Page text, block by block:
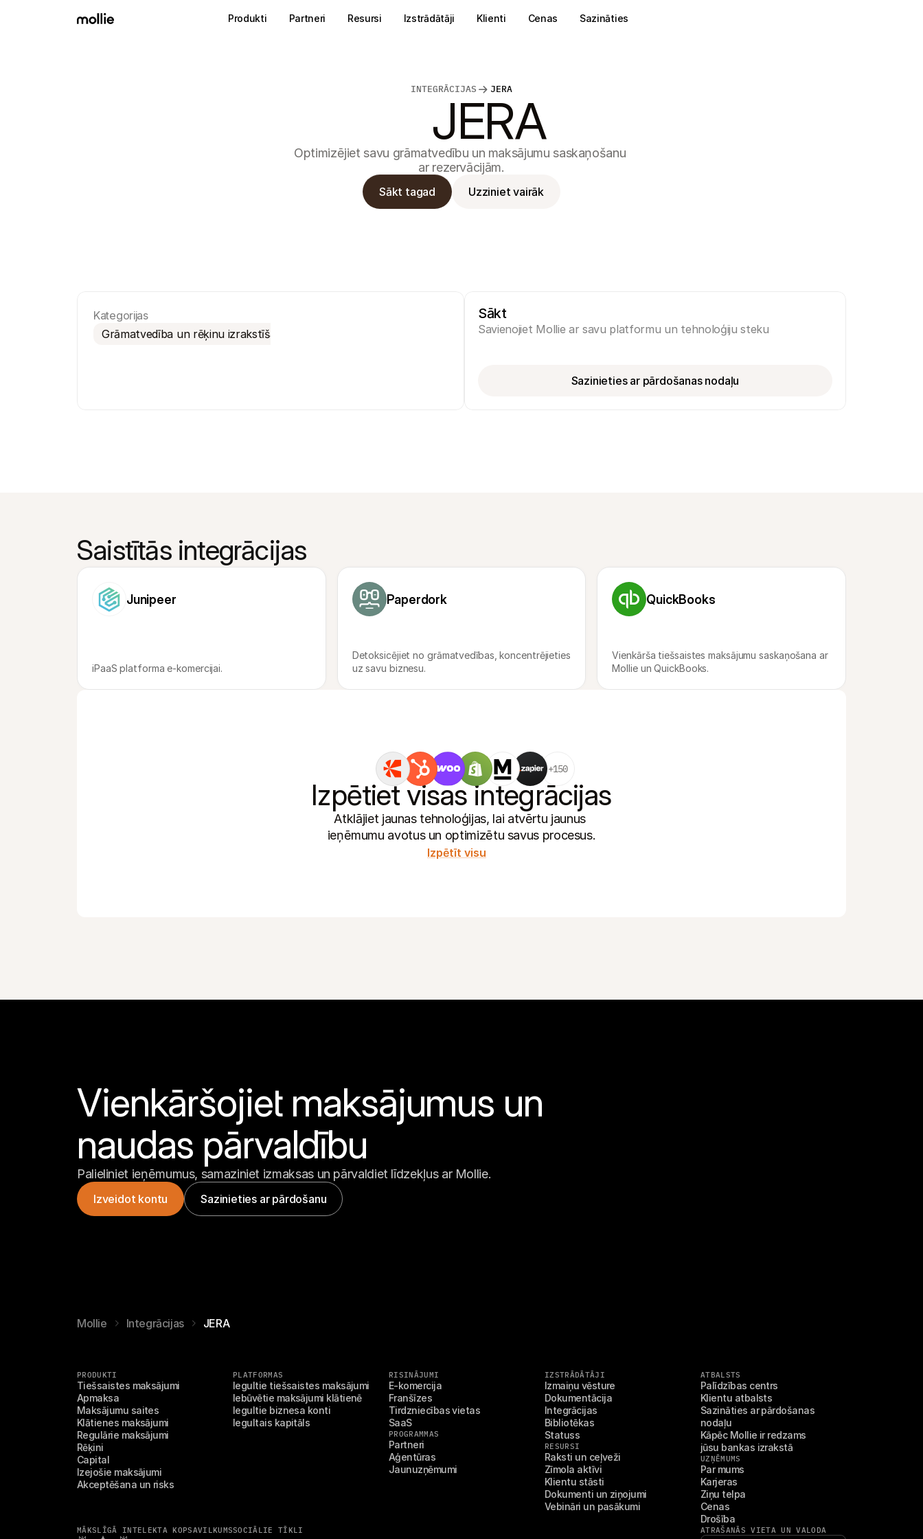
INTEGRĀCIJAS JERA
JERA
Optimizējiet savu grāmatvedību un maksājumu saskaņošanu
ar rezervācijām.
Sākt tagad Uzziniet vairāk
Kategorijas
Grāmatvedība un rēķinu izrakstīšana
Sākt
Savienojiet Mollie ar savu platformu un tehnoloģiju steku
Sazinieties ar pārdošanas nodaļu
Saistītās integrācijas
Junipeer
iPaaS platforma e-komercijai.
Paperdork
Detoksicējiet no grāmatvedības, koncentrējieties
uz savu biznesu.
QuickBooks
Vienkārša tiešsaistes maksājumu saskaņošana ar
Mollie un QuickBooks.
+150
Izpētiet visas integrācijas
Atklājiet jaunas tehnoloģijas, lai atvērtu jaunus
ieņēmumu avotus un optimizētu savus procesus.
Izpētīt visu
Vienkāršojiet maksājumus un
naudas pārvaldību
Palieliniet ieņēmumus, samaziniet izmaksas un pārvaldiet līdzekļus ar Mollie.
Izveidot kontu Sazinieties ar pārdošanu
Mollie Integrācijas JERA
Produkti Partneri Resursi Izstrādātāji Klienti Cenas Sazināties
PRODUKTI
Tiešsaistes maksājumi
Apmaksa
Maksājumu saites
Klātienes maksājumi
Regulārie maksājumi
Rēķini
Capital
Izejošie maksājumi
Akceptēšana un risks
PLATFORMAS
Iegultie tiešsaistes maksājumi
Iebūvētie maksājumi klātienē
Iegultie biznesa konti
Iegultais kapitāls
RISINĀJUMI
E-komercija
Franšīzes
Tirdzniecības vietas
SaaS
PROGRAMMAS
Partneri
Aģentūras
Jaunuzņēmumi
IZSTRĀDĀTĀJI
Izmaiņu vēsture
Dokumentācija
Integrācijas
Bibliotēkas
Statuss
RESURSI
Raksti un ceļveži
Zīmola aktīvi
Klientu stāsti
Dokumenti un ziņojumi
Vebināri un pasākumi
ATBALSTS
Palīdzības centrs
Klientu atbalsts
Sazināties ar pārdošanas
nodaļu
Kāpēc Mollie ir redzams
jūsu bankas izrakstā
UZŅĒMUMS
Par mums
Karjeras
Ziņu telpa
Cenas
Drošība
MĀKSLĪGĀ INTELEKTA KOPSAVILKUMSSOCIĀLIE TĪKLI
ATRAŠANĀS VIETA UN VALODA